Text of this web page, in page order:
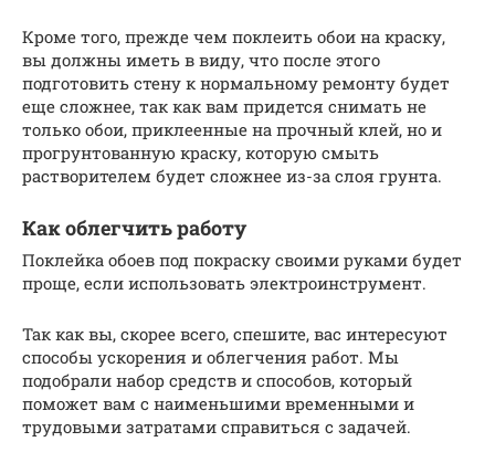
Кроме того, прежде чем поклеить обои на краску,
вы должны иметь в виду, что после этого
подготовить стену к нормальному ремонту будет
еще сложнее, так как вам придется снимать не
только обои, приклеенные на прочный клей, но и
прогрунтованную краску, которую смыть
растворителем будет сложнее из-за слоя грунта.
Как облегчить работу
Поклейка обоев под покраску своими руками будет
проще, если использовать электроинструмент.
Так как вы, скорее всего, спешите, вас интересуют
способы ускорения и облегчения работ. Мы
подобрали набор средств и способов, который
поможет вам с наименьшими временными и
трудовыми затратами справиться с задачей.